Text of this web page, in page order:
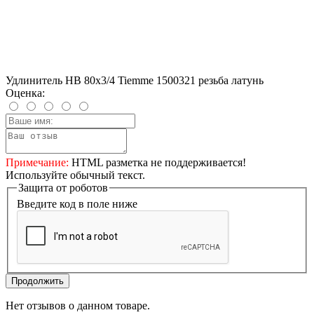
Удлинитель HВ 80x3/4 Tiemme 1500321 резьба латунь
Оценка:
Примечание: HTML разметка не поддерживается!
Используйте обычный текст.
Защита от роботов
Введите код в поле ниже
Продолжить
Нет отзывов о данном товаре.